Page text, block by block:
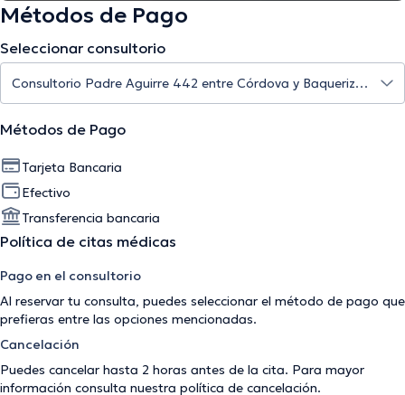
Métodos de Pago
Seleccionar consultorio
Métodos de Pago
Tarjeta Bancaria
Efectivo
Transferencia bancaria
Política de citas médicas
Pago en el consultorio
Al reservar tu consulta, puedes seleccionar el método de pago que
prefieras entre las opciones mencionadas.
Cancelación
Puedes cancelar hasta 2 horas antes de la cita. Para mayor
información consulta nuestra política de cancelación.